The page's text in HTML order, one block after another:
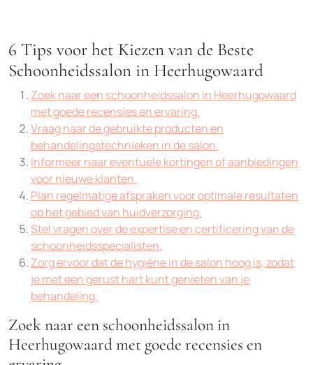
6 Tips voor het Kiezen van de Beste
Schoonheidssalon in Heerhugowaard
Zoek naar een schoonheidssalon in Heerhugowaard
met goede recensies en ervaring.
Vraag naar de gebruikte producten en
behandelingstechnieken in de salon.
Informeer naar eventuele kortingen of aanbiedingen
voor nieuwe klanten.
Plan regelmatige afspraken voor optimale resultaten
op het gebied van huidverzorging.
Stel vragen over de expertise en certificering van de
schoonheidsspecialisten.
Zorg ervoor dat de hygiëne in de salon hoog is, zodat
je met een gerust hart kunt genieten van je
behandeling.
Zoek naar een schoonheidssalon in
Heerhugowaard met goede recensies en